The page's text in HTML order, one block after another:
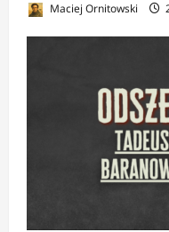
Maciej Ornitowski